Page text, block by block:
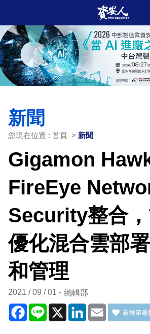
新聞
您現在位置 : 首頁 > 新聞
Gigamon
FireEye
Security整合
優化混合雲部
和管理
2021 / 09 / 01 編輯部
Facebook
Line X LinkedIn
Email